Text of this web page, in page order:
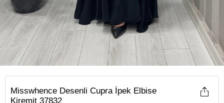
Misswhence Desenli Cupra İpek Elbise
Kiremit 37832